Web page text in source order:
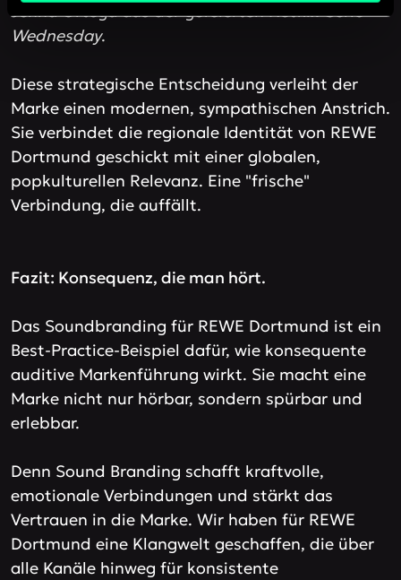
Jenna Ortega aus der gefeierten Netflix-Serie
Wednesday.
Diese strategische Entscheidung verleiht der
Marke einen modernen, sympathischen Anstrich.
Sie verbindet die regionale Identität von REWE
Dortmund geschickt mit einer globalen,
popkulturellen Relevanz. Eine "frische"
Verbindung, die auffällt.
Fazit: Konsequenz, die man hört.
Das Soundbranding für REWE Dortmund ist ein
Best-Practice-Beispiel dafür, wie konsequente
auditive Markenführung wirkt. Sie macht eine
Marke nicht nur hörbar, sondern spürbar und
erlebbar.
Denn Sound Branding schafft kraftvolle,
emotionale Verbindungen und stärkt das
Vertrauen in die Marke. Wir haben für REWE
Dortmund eine Klangwelt geschaffen, die über
alle Kanäle hinweg für konsistente